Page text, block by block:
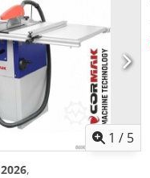
1 / 5
2026,